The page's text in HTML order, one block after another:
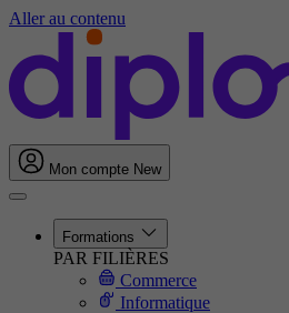
Aller au contenu
Mon compte New
Formations
PAR FILIÈRES
Commerce
Informatique